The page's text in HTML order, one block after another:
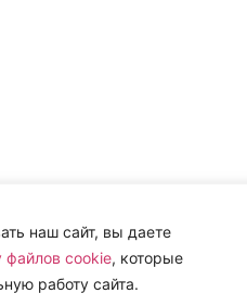
наш сайт, вы даете
файлов cookie, которые
работу сайта.